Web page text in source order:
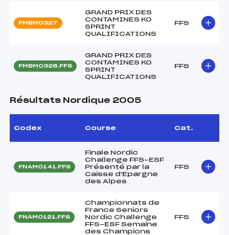
FMBM0327
GRAND PRIX DES
CONTAMINES KO
SPRINT
QUALIFICATIONS
FFS
FMBM0326.FFS
GRAND PRIX DES
CONTAMINES KO
SPRINT
QUALIFICATIONS
FFS
Résultats Nordique 2005
Codex Course Cat.
FNAM0141.FFS
Finale Nordic
Challenge FFS-ESF
Présenté par la
Caisse d'Epargne
des Alpes
FFS
FNAM0121.FFS
Championnats de
France Seniors
Nordic Challenge
FFS-ESF Semaine
des Champions
FFS